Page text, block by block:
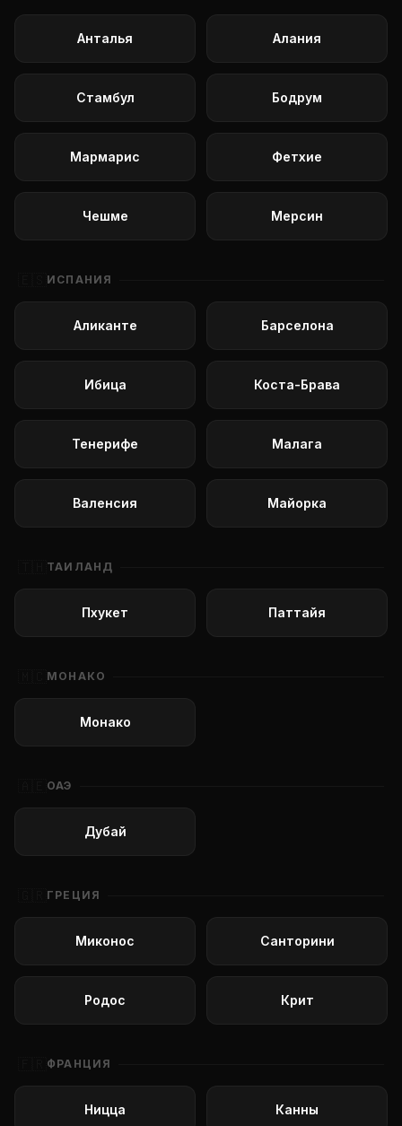
Анталья Алания
Стамбул Бодрум
Мармарис Фетхие
Чешме Мерсин
ИСПАНИЯ
Аликанте Барселона
Ибица Коста-Брава
Тенерифе Малага
Валенсия Майорка
ТАИЛАНД
Пхукет Паттайя
МОНАКО
Монако
ОАЭ
Дубай
ГРЕЦИЯ
Миконос Санторини
Родос Крит
ФРАНЦИЯ
Ницца Канны